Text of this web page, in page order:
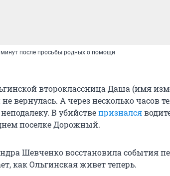
после просьбы родных о помощи
второклассница Даша (имя
вернулась. А через несколько часов
В убийствепризнался
поселке Дорожный.
Шевченко восстановила события
как Ольгинская живет теперь.